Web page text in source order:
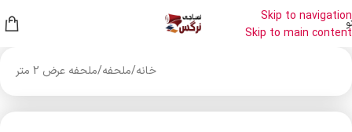
Skip to navigation
Skip to main content
خانه/ملحفه/ملحفه عرض 2 متر